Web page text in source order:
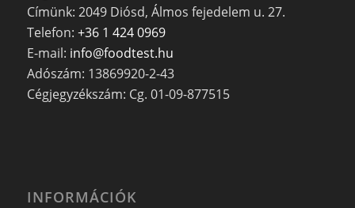
Címünk: 2049 Diósd, Álmos fejedelem u. 27.
Telefon: +36 1 424 0969
E-mail: info@foodtest.hu
Adószám: 13869920-2-43
Cégjegyzékszám: Cg. 01-09-877515
INFORMÁCIÓK